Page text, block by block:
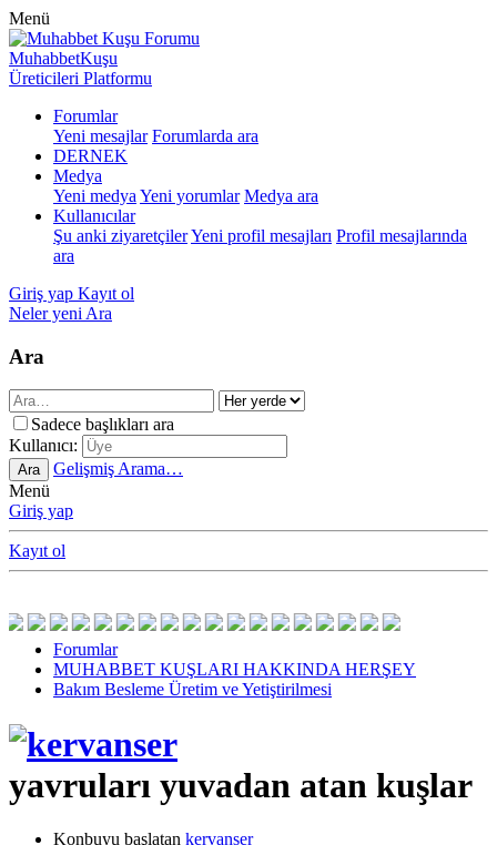
Menü
MuhabbetKuşu
Üreticileri Platformu
Forumlar
Yeni mesajlar Forumlarda ara
DERNEK
Medya
Yeni medya Yeni yorumlar Medya ara
Kullanıcılar
Şu anki ziyaretçilerYeni profil mesajları Profil mesajlarında
ara
Giriş yap Kayıt ol
Neler yeni Ara
Ara
Sadece başlıkları ara
Kullanıcı:
Ara
Gelişmiş Arama…
Menü
Giriş yap
Kayıt ol
Forumlar
MUHABBET KUŞLARI HAKKINDA HERŞEY
Bakım Besleme Üretim ve Yetiştirilmesi
yavruları yuvadan atan kuşlar
Konbuyu başlatan kervanser